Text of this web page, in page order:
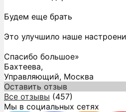
Будем еще брать
Это улучшило наше
Спасибо большое»
Бахтеева,
Управляющий, Москва
Оставить отзыв
Все отзывы (457)
Мы в социальных сетях